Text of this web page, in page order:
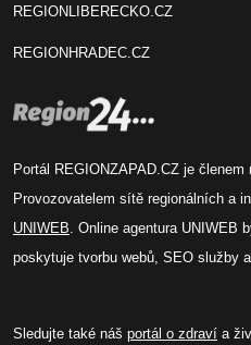
REGIONLIBERECKO.CZ
REGIONHRADEC.CZ
Portál REGIONZAPAD.CZ je
Provozovatelem sítě regionálních a
UNIWEB. Online agentura UNIWEB
poskytuje tvorbu webů, SEO služby
Sledujte také náš portál o zdraví a